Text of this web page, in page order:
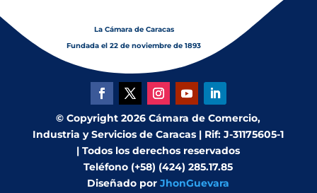
La Cámara de Caracas
Fundada el 22 de noviembre de 1893
© Copyright 2026 Cámara de Comercio,
Industria y Servicios de Caracas | Rif: J-31175605-1
| Todos los derechos reservados
Teléfono (+58) (424) 285.17.85
Diseñado porJhonGuevara